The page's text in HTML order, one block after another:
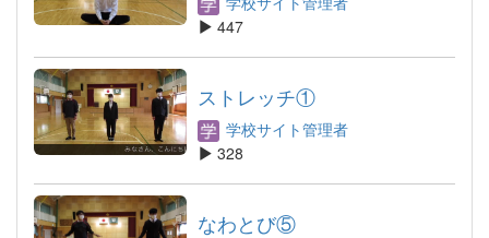
447
ストレッチ①
学校サイト管理者
328
なわとび⑤